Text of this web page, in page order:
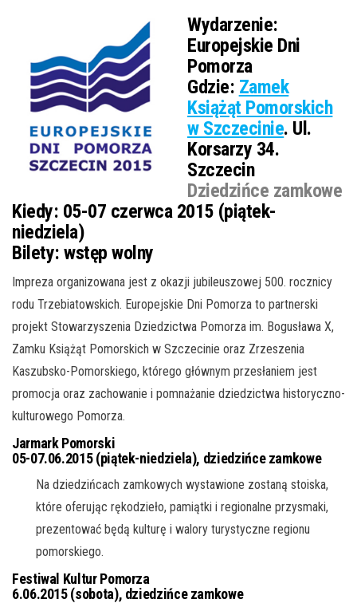
Wydarzenie:
Europejskie Dni
Pomorza
Gdzie: Zamek
Książąt Pomorskich
w Szczecinie. Ul.
Korsarzy 34.
Szczecin
Dziedzińce zamkowe
Kiedy: 05-07 czerwca 2015 (piątek-
niedziela)
Bilety: wstęp wolny
Impreza organizowana jest z okazji jubileuszowej 500. rocznicy
rodu Trzebiatowskich. Europejskie Dni Pomorza to partnerski
projekt Stowarzyszenia Dziedzictwa Pomorza im. Bogusława X,
Zamku Książąt Pomorskich w Szczecinie oraz Zrzeszenia
Kaszubsko-Pomorskiego, którego głównym przesłaniem jest
promocja oraz zachowanie i pomnażanie dziedzictwa historyczno-
kulturowego Pomorza.
Jarmark Pomorski
05-07.06.2015 (piątek-niedziela), dziedzińce zamkowe
Na dziedzińcach zamkowych wystawione zostaną stoiska,
które oferując rękodzieło, pamiątki i regionalne przysmaki,
prezentować będą kulturę i walory turystyczne regionu
pomorskiego.
Festiwal Kultur Pomorza
6.06.2015 (sobota), dziedzińce zamkowe